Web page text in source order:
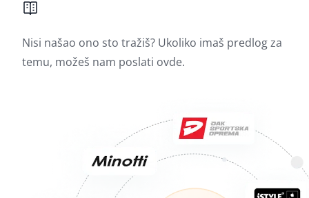
Nisi našao ono sto tražiš? Ukoliko imaš predlog za
temu, možeš nam poslati ovde.